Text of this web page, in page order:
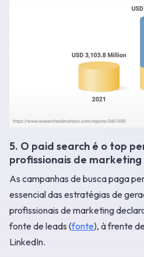
5. O paid search é o top
profissionais de marketing
As campanhas de busca paga
essencial das estratégias de
profissionais de marketing
fonte de leads (fonte), à frente
LinkedIn.